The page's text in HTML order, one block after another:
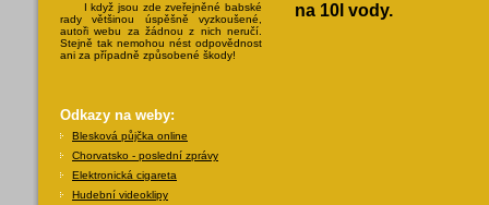
na 10l vody.
I když jsou zde zveřejněné babské
rady většinou úspěšně vyzkoušené,
autoři webu za žádnou z nich neručí.
Stejně tak nemohou nést odpovědnost
ani za případně způsobené škody!
Odkazy na weby:
Blesková půjčka online
Chorvatsko - poslední zprávy
Elektronická cigareta
Hudební videoklipy